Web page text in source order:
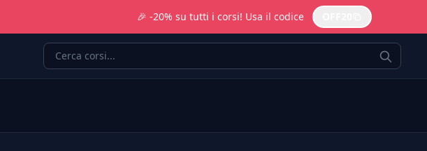
🎉 -20% su tutti i corsi! Usa il codice